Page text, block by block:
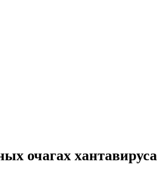
очагах хантавируса